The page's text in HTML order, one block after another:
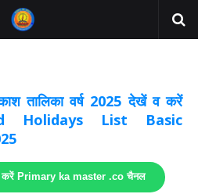
तालिका वर्ष 2025 देखें व करें
Holidays List Basic
करें Primary ka master .co चैनल